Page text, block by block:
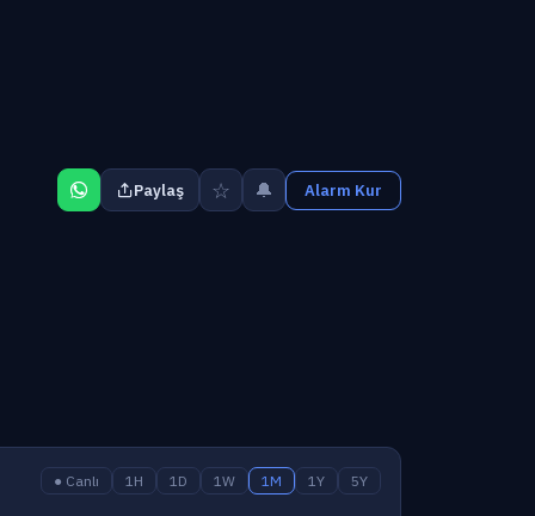
Paylaş ☆ 🔔 Alarm Kur
● Canlı 1H 1D 1W 1M 1Y 5Y